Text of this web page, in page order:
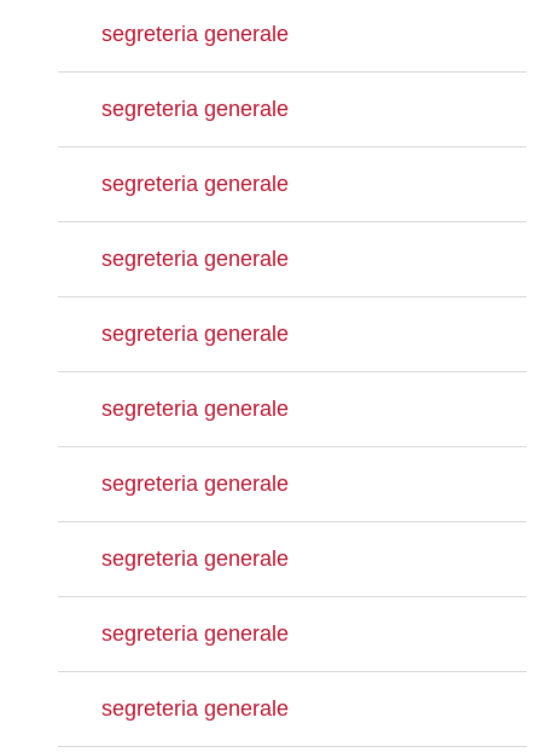
segreteria generale
segreteria generale
segreteria generale
segreteria generale
segreteria generale
segreteria generale
segreteria generale
segreteria generale
segreteria generale
segreteria generale